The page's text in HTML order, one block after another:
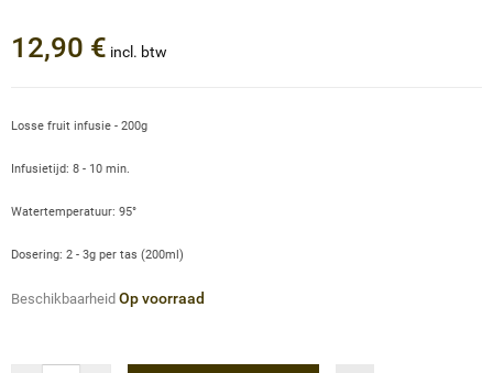
12,90 € incl. btw
Losse fruit infusie - 200g
Infusietijd: 8 - 10 min.
Watertemperatuur: 95°
Dosering: 2 - 3g per tas (200ml)
Beschikbaarheid Op voorraad